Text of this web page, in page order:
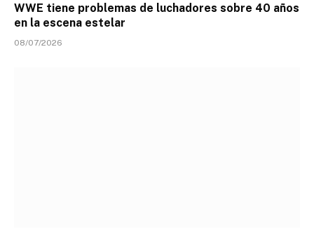
WWE tiene problemas de luchadores sobre 40 años
en la escena estelar
08/07/2026